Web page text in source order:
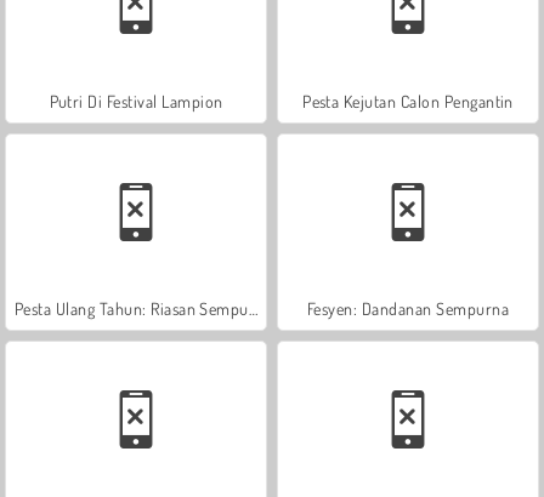
Putri Di Festival Lampion Pesta Kejutan Calon Pengantin
Fesyen: Dandanan Sempurna